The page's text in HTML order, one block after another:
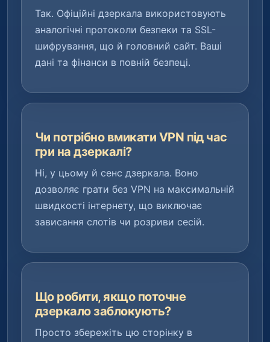
Так. Офіційні дзеркала використовують
аналогічні протоколи безпеки та SSL-
шифрування, що й головний сайт. Ваші
дані та фінанси в повній безпеці.
Чи потрібно вмикати VPN під час
гри на дзеркалі?
Ні, у цьому й сенс дзеркала. Воно
дозволяє грати без VPN на максимальній
швидкості інтернету, що виключає
зависання слотів чи розриви сесій.
Що робити, якщо поточне
дзеркало заблокують?
Просто збережіть цю сторінку в